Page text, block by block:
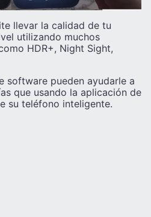
llevar la calidad de tu
utilizando muchos
HDR+, Night Sight,
software pueden ayudarle a
que usando la aplicación de
su teléfono inteligente.